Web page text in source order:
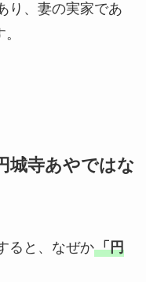
り、妻の実家であ
城寺あやではな
ると、なぜか「円